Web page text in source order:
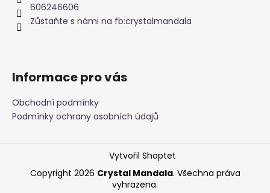
606246606
Zůstaňte s námi na fb:crystalmandala
Informace pro vás
Obchodní podmínky
Podmínky ochrany osobních údajů
Vytvořil Shoptet
Copyright 2026 Crystal Mandala. Všechna práva
vyhrazena.